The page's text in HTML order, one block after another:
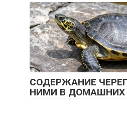
СОДЕРЖАНИЕ
НИМИ В ДОМАШНИХ